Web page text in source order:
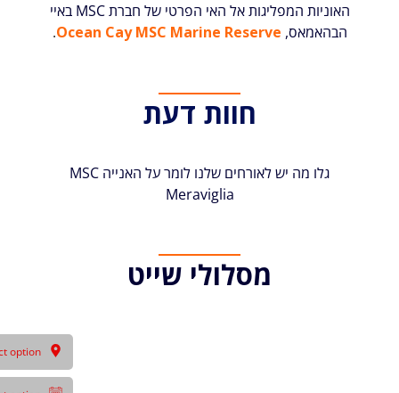
האוניות המפליגות אל האי הפרטי של חברת MSC באיי
הבהאמאס, Ocean Cay MSC Marine Reserve
.
חוות דעת
גלו מה יש לאורחים שלנו לומר על האנייה MSC
Meraviglia
מסלולי שייט
option